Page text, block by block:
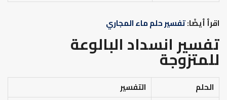
اقرأ أيضًا:تفسير حلم ماء المجاري
تفسير انسداد البالوعة
للمتزوجة
الحلم
التفسير